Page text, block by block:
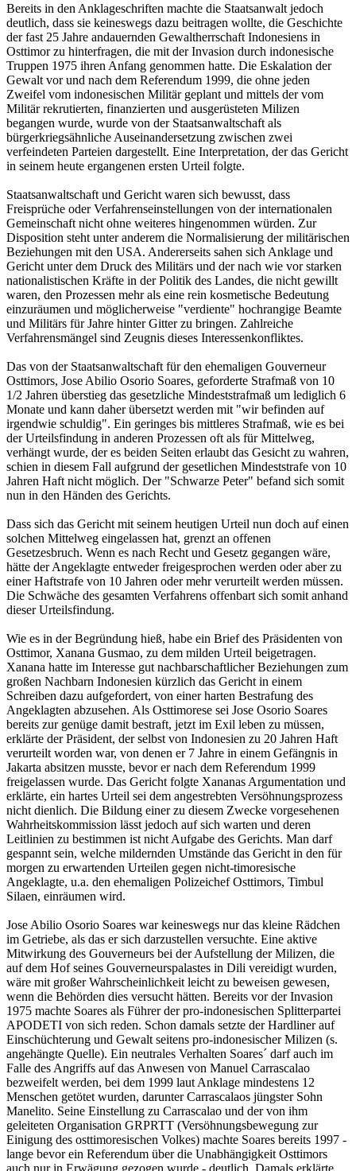
Bereits in den Anklageschriften machte die Staatsanwalt jedoch
deutlich, dass sie keineswegs dazu beitragen wollte, die Geschichte
der fast 25 Jahre andauernden Gewaltherrschaft Indonesiens in
Osttimor zu hinterfragen, die mit der Invasion durch indonesische
Truppen 1975 ihren Anfang genommen hatte. Die Eskalation der
Gewalt vor und nach dem Referendum 1999, die ohne jeden
Zweifel vom indonesischen Militär geplant und mittels der vom
Militär rekrutierten, finanzierten und ausgerüsteten Milizen
begangen wurde, wurde von der Staatsanwaltschaft als
bürgerkriegsähnliche Auseinandersetzung zwischen zwei
verfeindeten Parteien dargestellt. Eine Interpretation, der das Gericht
in seinem heute ergangenen ersten Urteil folgte.
Staatsanwaltschaft und Gericht waren sich bewusst, dass
Freisprüche oder Verfahrenseinstellungen von der internationalen
Gemeinschaft nicht ohne weiteres hingenommen würden. Zur
Disposition steht unter anderem die Normalisierung der militärischen
Beziehungen mit den USA. Andererseits sahen sich Anklage und
Gericht unter dem Druck des Militärs und der nach wie vor starken
nationalistischen Kräfte in der Politik des Landes, die nicht gewillt
waren, den Prozessen mehr als eine rein kosmetische Bedeutung
einzuräumen und möglicherweise "verdiente" hochrangige Beamte
und Militärs für Jahre hinter Gitter zu bringen. Zahlreiche
Verfahrensmängel sind Zeugnis dieses Interessenkonfliktes.
Das von der Staatsanwaltschaft für den ehemaligen Gouverneur
Osttimors, Jose Abilio Osorio Soares, geforderte Strafmaß von 10
1/2 Jahren überstieg das gesetzliche Mindeststrafmaß um lediglich 6
Monate und kann daher übersetzt werden mit "wir befinden auf
irgendwie schuldig". Ein geringes bis mittleres Strafmaß, wie es bei
der Urteilsfindung in anderen Prozessen oft als für Mittelweg,
verhängt wurde, der es beiden Seiten erlaubt das Gesicht zu wahren,
schien in diesem Fall aufgrund der gesetlichen Mindeststrafe von 10
Jahren Haft nicht möglich. Der "Schwarze Peter" befand sich somit
nun in den Händen des Gerichts.
Dass sich das Gericht mit seinem heutigen Urteil nun doch auf einen
solchen Mittelweg eingelassen hat, grenzt an offenen
Gesetzesbruch. Wenn es nach Recht und Gesetz gegangen wäre,
hätte der Angeklagte entweder freigesprochen werden oder aber zu
einer Haftstrafe von 10 Jahren oder mehr verurteilt werden müssen.
Die Schwäche des gesamten Verfahrens offenbart sich somit anhand
dieser Urteilsfindung.
Wie es in der Begründung hieß, habe ein Brief des Präsidenten von
Osttimor, Xanana Gusmao, zu dem milden Urteil beigetragen.
Xanana hatte im Interesse gut nachbarschaftlicher Beziehungen zum
großen Nachbarn Indonesien kürzlich das Gericht in einem
Schreiben dazu aufgefordert, von einer harten Bestrafung des
Angeklagten abzusehen. Als Osttimorese sei Jose Osorio Soares
bereits zur genüge damit bestraft, jetzt im Exil leben zu müssen,
erklärte der Präsident, der selbst von Indonesien zu 20 Jahren Haft
verurteilt worden war, von denen er 7 Jahre in einem Gefängnis in
Jakarta absitzen musste, bevor er nach dem Referendum 1999
freigelassen wurde. Das Gericht folgte Xananas Argumentation und
erklärte, ein hartes Urteil sei dem angestrebten Versöhnungsprozess
nicht dienlich. Die Bildung einer zu diesem Zwecke vorgesehenen
Wahrheitskommission lässt jedoch auf sich warten und deren
Leitlinien zu bestimmen ist nicht Aufgabe des Gerichts. Man darf
gespannt sein, welche mildernden Umstände das Gericht in den für
morgen zu erwartenden Urteilen gegen nicht-timoresische
Angeklagte, u.a. den ehemaligen Polizeichef Osttimors, Timbul
Silaen, einräumen wird.
Jose Abilio Osorio Soares war keineswegs nur das kleine Rädchen
im Getriebe, als das er sich darzustellen versuchte. Eine aktive
Mitwirkung des Gouverneurs bei der Aufstellung der Milizen, die
auf dem Hof seines Gouverneurspalastes in Dili vereidigt wurden,
wäre mit großer Wahrscheinlichkeit leicht zu beweisen gewesen,
wenn die Behörden dies versucht hätten. Bereits vor der Invasion
1975 machte Soares als Führer der pro-indonesischen Splitterpartei
APODETI von sich reden. Schon damals setzte der Hardliner auf
Einschüchterung und Gewalt seitens pro-indonesischer Milizen (s.
angehängte Quelle). Ein neutrales Verhalten Soares´ darf auch im
Falle des Angriffs auf das Anwesen von Manuel Carrascalao
bezweifelt werden, bei dem 1999 laut Anklage mindestens 12
Menschen getötet wurden, darunter Carrascalaos jüngster Sohn
Manelito. Seine Einstellung zu Carrascalao und der von ihm
geleiteten Organisation GRPRTT (Versöhnungsbewegung zur
Einigung des osttimoresischen Volkes) machte Soares bereits 1997 -
lange bevor ein Referendum über die Unabhängigkeit Osttimors
auch nur in Erwägung gezogen wurde - deutlich. Damals erklärte